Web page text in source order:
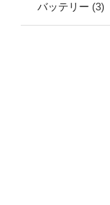
バッテリー (3)